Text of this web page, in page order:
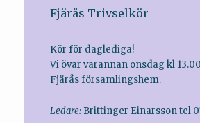
Fjärås Trivselkör
Kör för daglediga!
Vi övar varannan onsdag kl
Fjärås församlingshem.
Ledare: Brittinger Einarsson tel